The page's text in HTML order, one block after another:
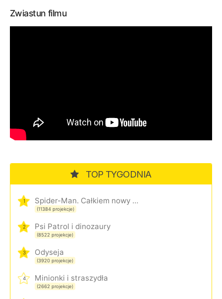
Zwiastun filmu
TOP TYGODNIA
1 Spider-Man. Całkiem nowy dzień
(11384 projekcje)
2 Psi Patrol i dinozaury
(8522 projekcje)
3 Odyseja
(3920 projekcje)
4 Minionki i straszydła
(2662 projekcje)